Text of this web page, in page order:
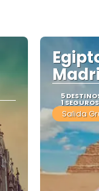
5
1 SEGUROS
Salida